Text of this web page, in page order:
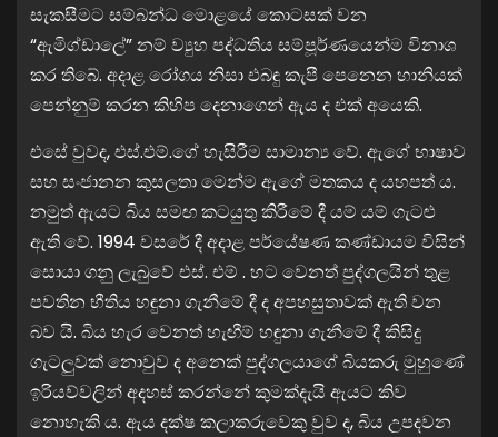
සැකසීමට සම්බන්ධ මොළයේ කොටසක් වන
“ඇමිග්ඩාලේ” නම් ව්‍යුහ පද්ධතිය සම්පූර්ණයෙන්ම විනාශ
කර තිබේ. අදාළ රෝගය නිසා එබඳු කැපී පෙනෙන හානියක්
පෙන්නුම් කරන කිහිප දෙනාගෙන් ඇය ද එක් අයෙකි.
එසේ වුවද, එස්.එම්.ගේ හැසිරීම සාමාන්‍ය වේ. ඇගේ භාෂාව
සහ සංජානන කුසලතා මෙන්ම ඇගේ මතකය ද යහපත් ය.
නමුත් ඇයට බිය සමඟ කටයුතු කිරීමේ දී යම් යම් ගැටළු
ඇති වේ. 1994 වසරේ දී අදාළ පර්යේෂණ කණ්ඩායම විසින්
සොයා ගනු ලැබුවේ එස්. එම් . හට වෙනත් පුද්ගලයින් තුළ
පවතින භීතිය හඳුනා ගැනීමේ දී ද අපහසුතාවක් ඇති වන
බව යි. බිය හැර වෙනත් හැඟීම් හඳුනා ගැනීමේ දී කිසිදු
ගැටලුවක් නොවුව ද අනෙක් පුද්ගලයාගේ බියකරු මුහුණේ
ඉරියව්වලින් අදහස් කරන්නේ කුමක්දැයි ඇයට කිව
නොහැකි ය. ඇය දක්ෂ කලාකරුවෙකු වුව ද, බිය උපදවන